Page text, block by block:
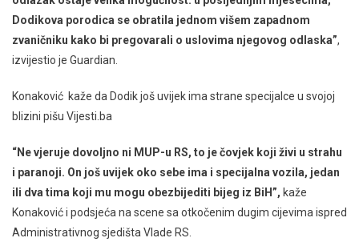
Dodikova porodica se obratila jednom višem zapadnom
zvaničniku kako bi pregovarali o uslovima njegovog odlaska”,
izvijestio je Guardian.
Konaković kaže da Dodik još uvijek ima strane specijalce u svojoj
blizini pišu Vijesti.ba
“Ne vjeruje dovoljno ni MUP-u RS, to je čovjek koji živi u strahu
i paranoji. On još uvijek oko sebe ima i specijalna vozila, jedan
ili dva tima koji mu mogu obezbijediti bijeg iz BiH”, kaže
Konaković i podsjeća na scene sa otkočenim dugim cijevima ispred
Administrativnog sjedišta Vlade RS.